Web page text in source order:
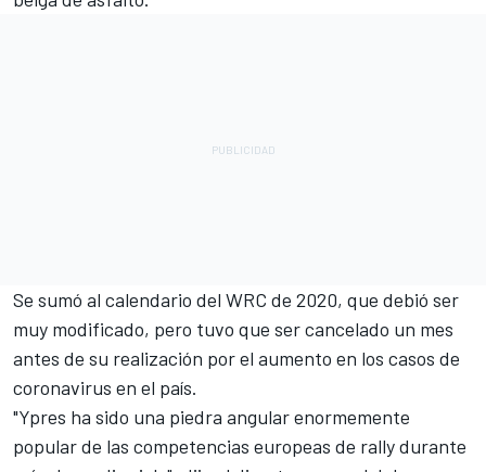
Se sumó al calendario del WRC de 2020, que debió ser
muy modificado, pero tuvo que ser cancelado un mes
antes de su realización por el aumento en los casos de
coronavirus en el país.
"Ypres ha sido una piedra angular enormemente
popular de las competencias europeas de rally durante